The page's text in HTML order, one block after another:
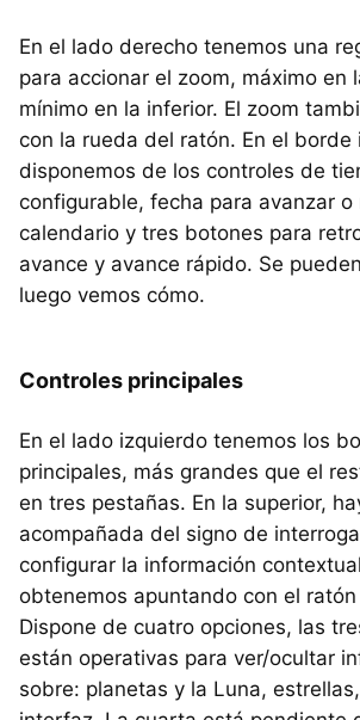
En el lado derecho tenemos una
para accionar el zoom, máximo en
mínimo en la inferior. El zoom
con la rueda del ratón. En el borde
disponemos de los controles de
configurable, fecha para avanzar
calendario y tres botones para
avance y avance rápido. Se
luego vemos cómo.
Controles principales
En el lado izquierdo tenemos los
principales, más grandes que el
en tres pestañas. En la superior,
acompañada del signo de
configurar la información
obtenemos apuntando con el
Dispone de cuatro opciones, las
están operativas para ver/ocultar
sobre: planetas y la Luna,